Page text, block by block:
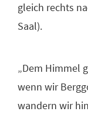
gleich rechts
Saal).
„Dem Himmel
wenn wir
wandern wir